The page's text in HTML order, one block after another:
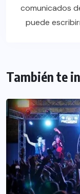
comunicados
puede
También te